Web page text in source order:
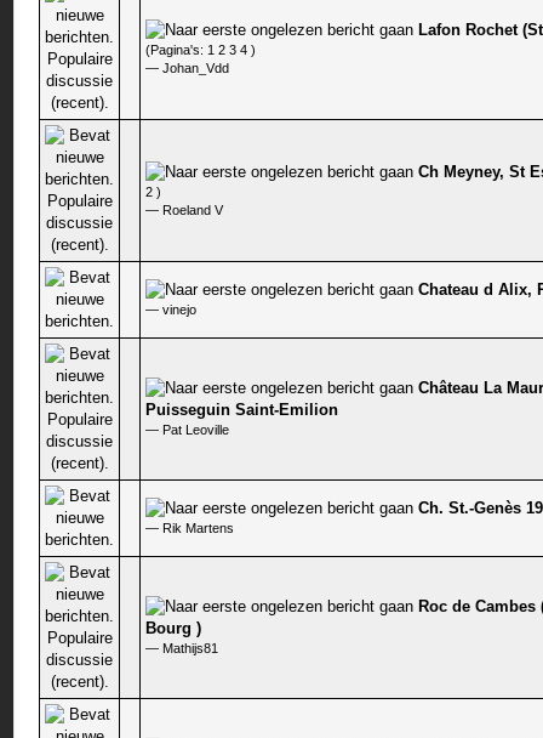
Lafon Rochet
(Pagina's: 1 2 3 4 )
—Johan_Vdd
0 stem - 0 van 5 gemiddeld
Ch Meyney, St
2 )
— Roeland V
0 stem - 0 van 5 gemiddeld
Chateau d Alix,
—vinejo
0 stem - 0 van 5 gemiddeld
Château La
Puisseguin Saint-Emilion
— Pat Leoville
0 stem - 0 van 5 gemiddeld
Ch. St.-Genès
— Rik Martens
0 stem - 0 van 5 gemiddeld
Roc de Cambes
Bourg )
— Mathijs81
0 stem - 0 van 5 gemiddeld